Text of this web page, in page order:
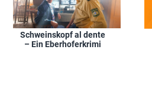
Schweinskopf al dente
– Ein Eberhoferkrimi